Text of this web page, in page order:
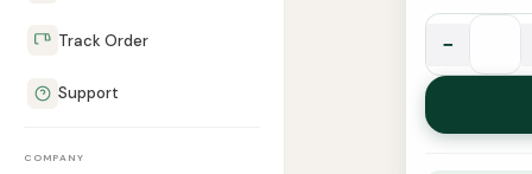
Track Order
Support
COMPANY
பாடசாலை
(பாகம்
2)
−